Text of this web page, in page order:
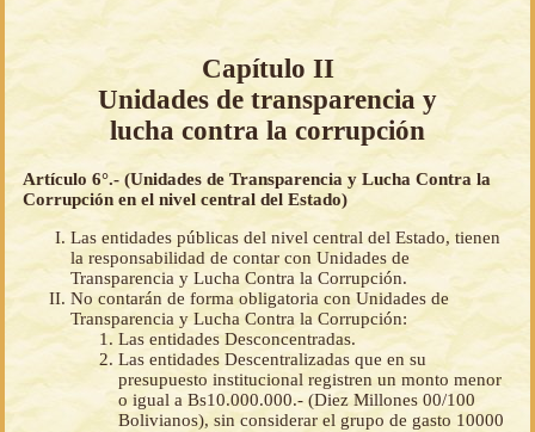
Capítulo II
Unidades de transparencia y
lucha contra la corrupción
Artículo 6°.- (Unidades de Transparencia y Lucha Contra la
Corrupción en el nivel central del Estado)
Las entidades públicas del nivel central del Estado, tienen
la responsabilidad de contar con Unidades de
Transparencia y Lucha Contra la Corrupción.
No contarán de forma obligatoria con Unidades de
Transparencia y Lucha Contra la Corrupción:
Las entidades Desconcentradas.
Las entidades Descentralizadas que en su
presupuesto institucional registren un monto menor
o igual a Bs10.000.000.- (Diez Millones 00/100
Bolivianos), sin considerar el grupo de gasto 10000